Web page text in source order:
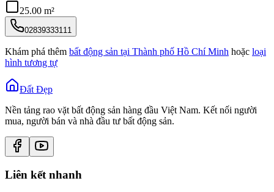
25.00 m²
02839333111
Khám phá thêm bất động sản tại Thành phố Hồ Chí Minh hoặc loại
hình tương tự
Đất Đẹp
Nền tảng rao vặt bất động sản hàng đầu Việt Nam. Kết nối người
mua, người bán và nhà đầu tư bất động sản.
Liên kết nhanh